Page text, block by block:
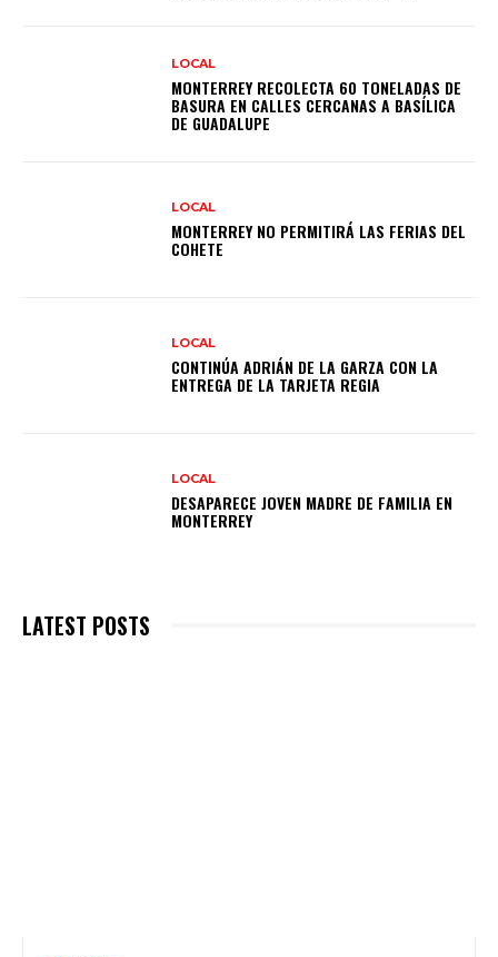
LOCAL
MONTERREY RECOLECTA 60 TONELADAS DE
BASURA EN CALLES CERCANAS A BASÍLICA
DE GUADALUPE
LOCAL
MONTERREY NO PERMITIRÁ LAS FERIAS DEL
COHETE
LOCAL
CONTINÚA ADRIÁN DE LA GARZA CON LA
ENTREGA DE LA TARJETA REGIA
LOCAL
DESAPARECE JOVEN MADRE DE FAMILIA EN
MONTERREY
LATEST POSTS